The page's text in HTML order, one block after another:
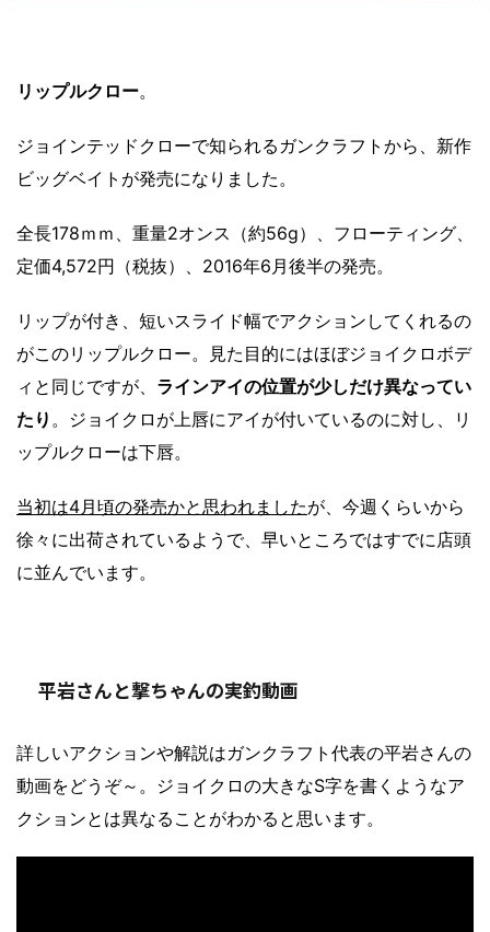
リップルクロー。
ジョインテッドクローで知られるガンクラフトから、新作
ビッグベイトが発売になりました。
全長178ｍｍ、重量2オンス（約56g）、フローティング、
定価4,572円（税抜）、2016年6月後半の発売。
リップが付き、短いスライド幅でアクションしてくれるの
がこのリップルクロー。見た目的にはほぼジョイクロボデ
ィと同じですが、 ラインアイの位置が少しだけ異なってい
たり 。ジョイクロが上唇にアイが付いているのに対し、リ
ップルクローは下唇。
当初は4月頃の発売かと思われましたが、今週くらいから
徐々に出荷されているようで、早いところではすでに店頭
に並んでいます。
平岩さんと撃ちゃんの実釣動画
詳しいアクションや解説はガンクラフト代表の平岩さんの
動画をどうぞ～。ジョイクロの大きなS字を書くようなア
クションとは異なることがわかると思います。